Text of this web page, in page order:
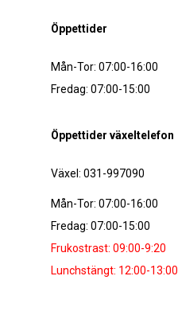
Öppettider
Mån-Tor: 07:00-16:00
Fredag: 07:00-15:00
Öppettider växeltelefon
Växel: 031-997090
Mån-Tor: 07:00-16:00
Fredag: 07:00-15:00
Frukostrast: 09:00-9:20
Lunchstängt: 12:00-13:00